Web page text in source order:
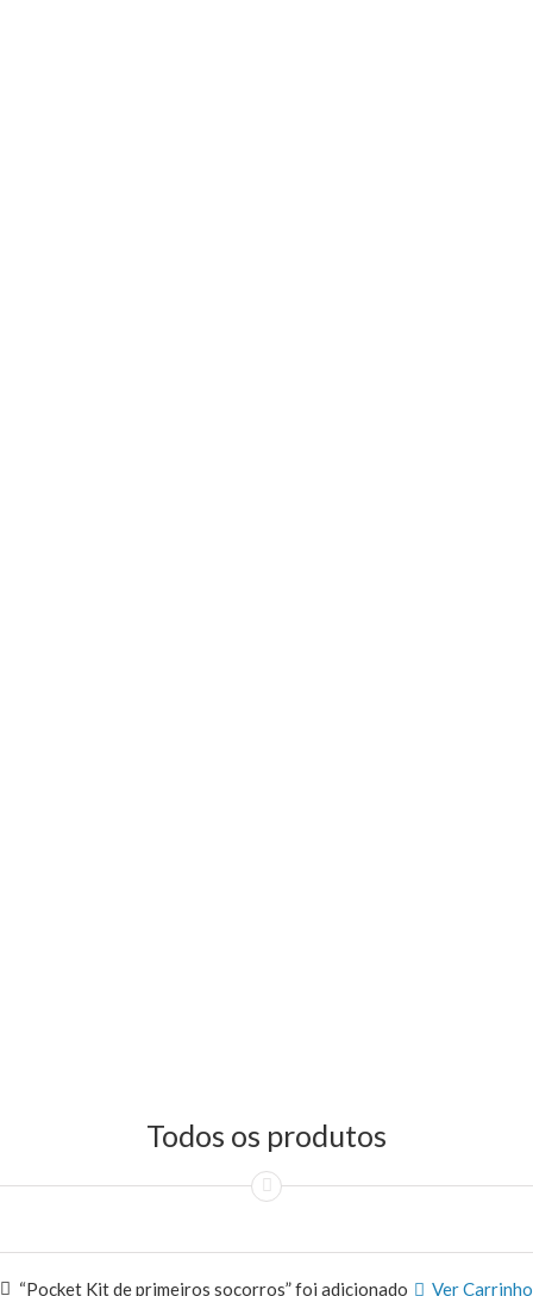
Todos os produtos
Ver Carrinho
“Pocket Kit de primeiros socorros” foi adicionado